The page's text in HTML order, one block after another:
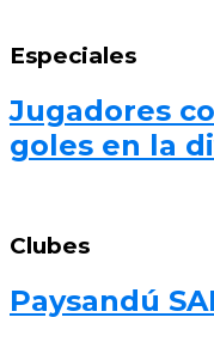
Especiales
Jugadores
goles en la
Clubes
Paysandú